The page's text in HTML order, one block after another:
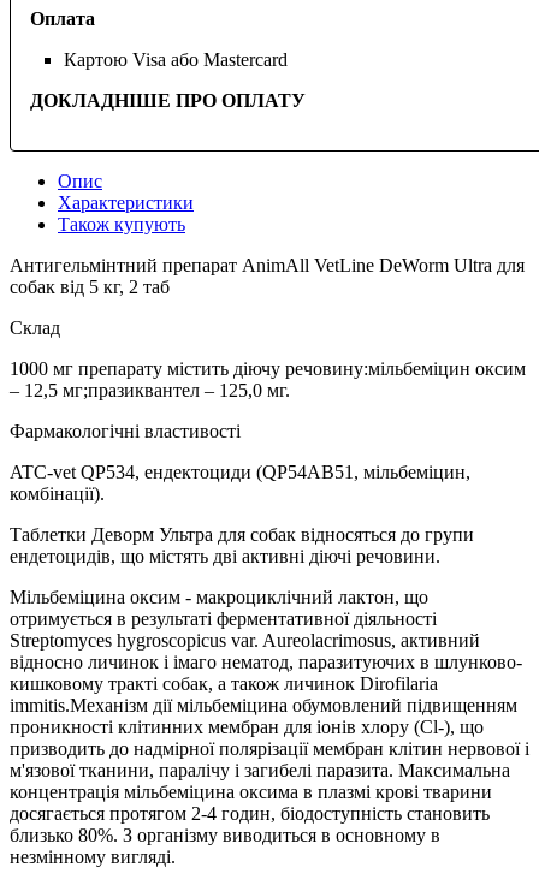
Оплата
Картою Visa або Mastercard
ДОКЛАДНІШЕ ПРО ОПЛАТУ
Опис
Характеристики
Також купують
Антигельмінтний препарат AnimAll VetLine DeWorm Ultra для
собак від 5 кг, 2 таб
Склад
1000 мг препарату містить діючу речовину:мільбеміцин оксим
– 12,5 мг;празиквантел – 125,0 мг.
Фармакологічні властивості
ATC-vet QP534, ендектоциди (QP54АВ51, мільбеміцин,
комбінації).
Таблетки Деворм Ультра для собак відносяться до групи
ендетоцидів, що містять дві активні діючі речовини.
Мільбеміцина оксим - макроциклічний лактон, що
отримується в результаті ферментативної діяльності
Streptomyces hygroscopicus var. Aureolacrimosus, активний
відносно личинок і імаго нематод, паразитуючих в шлунково-
кишковому тракті собак, а також личинок Dirofilaria
immitis.Механізм дії мільбеміцина обумовлений підвищенням
проникності клітинних мембран для іонів хлору (Cl-), що
призводить до надмірної полярізації мембран клітин нервової і
м'язової тканини, паралічу і загибелі паразита. Максимальна
концентрація мільбеміцина оксима в плазмі крові тварини
досягається протягом 2-4 годин, біодоступність становить
близько 80%. З організму виводиться в основному в
незмінному вигляді.